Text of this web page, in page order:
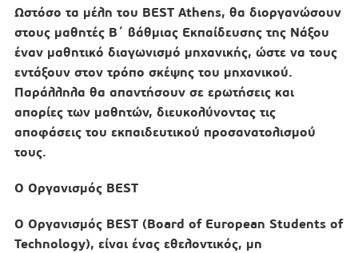
Ωστόσο τα μέλη του BEST Athens, θα διοργανώσουν
στους μαθητές Β΄ βάθμιας Εκπαίδευσης της Νάξου
έναν μαθητικό διαγωνισμό μηχανικής, ώστε να τους
εντάξουν στον τρόπο σκέψης του μηχανικού.
Παράλληλα θα απαντήσουν σε ερωτήσεις και
απορίες των μαθητών, διευκολύνοντας τις
αποφάσεις του εκπαιδευτικού προσανατολισμού
τους.
Ο Οργανισμός BEST
Ο Οργανισμός BEST (Board of European Students of
Technology), είναι ένας εθελοντικός, μη